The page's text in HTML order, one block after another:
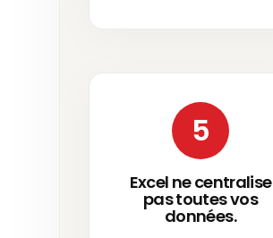
5
Excel ne centralise
pas toutes vos
données.